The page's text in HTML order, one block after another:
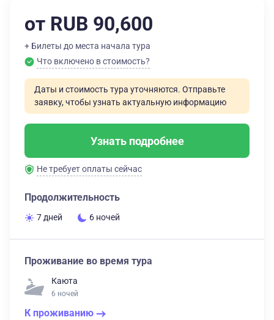
от RUB 90,600
+ Билеты до места начала тура
Что включено в стоимость?
Даты и стоимость тура уточняются. Отправьте
заявку, чтобы узнать актуальную информацию
Узнать подробнее
Не требует оплаты сейчас
Продолжительность
7 дней 6 ночей
Проживание во время тура
Каюта
6 ночей
К проживанию